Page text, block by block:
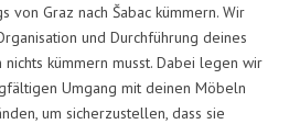
von Graz nach Šabac kümmern. Wir
und Durchführung deines
nichts kümmern musst. Dabei legen wir
Umgang mit deinen Möbeln
um sicherzustellen, dass sie